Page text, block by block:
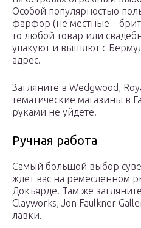
Особой популярностью
фарфор (не местные –
то любой товар или
упакуют и вышлют с
адрес.
Загляните в Wedgwood,
тематические магазины в
руками не уйдете.
Ручная работа
Самый большой выбор
ждет вас на ремесленном
Докъярде. Там же
Clayworks, Jon Faulkner
лавки.